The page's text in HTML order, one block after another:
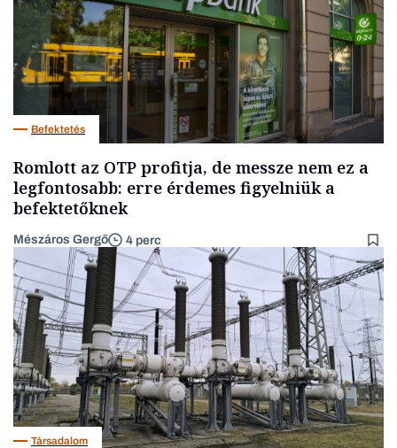
Befektetés
Romlott az OTP profitja, de messze nem ez a
legfontosabb: erre érdemes figyelniük a
befektetőknek
Mészáros Gergő 4 perc
Társadalom